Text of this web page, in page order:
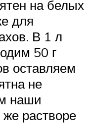
на белых
для
В 1 л
50 г
оставляем
не
наши
растворе